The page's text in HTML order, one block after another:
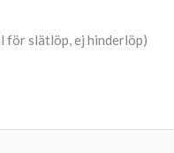
för slätlöp, ej hinderlöp)